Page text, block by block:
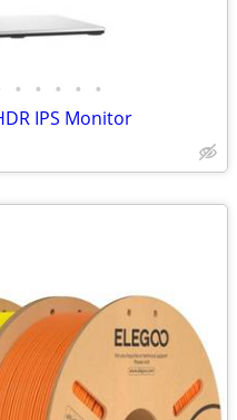
• • • • •
IPS Monitor